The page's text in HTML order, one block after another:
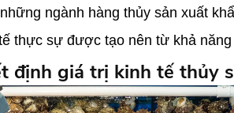
ngành hàng thủy sản xuất
thực sự được tạo nên từ khả
định giá trị kinh tế thủy